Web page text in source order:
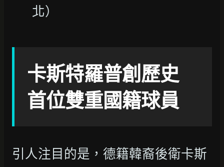
北）
卡斯特羅普創歷史
首位雙重國籍球員
引人注目的是，德籍韓裔後衛卡斯